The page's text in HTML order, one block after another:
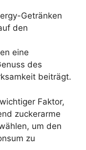
Getränken
den
eine
des
beiträgt.
Faktor,
zuckerarme
um den
zu